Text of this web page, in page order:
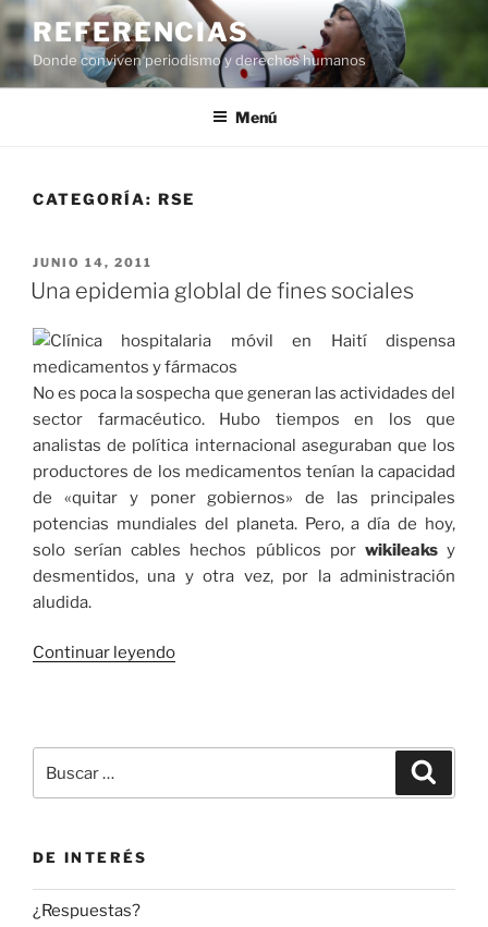
al
contenido
REFERENCIAS
Donde conviven periodismo y derechos humanos
Menú
CATEGORÍA: RSE
PUBLICADO
EL
JUNIO 14, 2011
Una epidemia globlal de fines sociales
No es poca la sospecha que generan las actividades del
sector farmacéutico. Hubo tiempos en los que
analistas de política internacional aseguraban que los
productores de los medicamentos tenían la capacidad
de «quitar y poner gobiernos» de las principales
potencias mundiales del planeta. Pero, a día de hoy,
solo serían cables hechos públicos porwikileaksy
desmentidos, una y otra vez, por la administración
aludida.
Continuar leyendo«Una
por:
DE INTERÉS
¿Respuestas?